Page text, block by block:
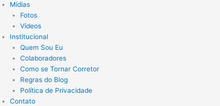
Mídias
Fotos
Vídeos
Institucional
Quem Sou Eu
Colaboradores
Como se Tornar Corretor
Regras do Blog
Política de Privacidade
Contato